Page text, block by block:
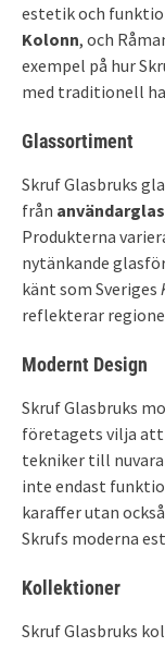
estetik och
Kolonn, och
exempel på hur
med traditionell
Glassortiment
Skruf Glasbruks
från användarglas
Produkterna
nytänkande
känt som Sveriges
reflekterar
Modernt Design
Skruf Glasbruks
företagets vilja att
tekniker till
inte endast
karaffer utan
Skrufs moderna
Kollektioner
Skruf Glasbruks